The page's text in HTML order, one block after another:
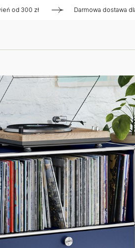
300 zł Darmowa dostawa dla